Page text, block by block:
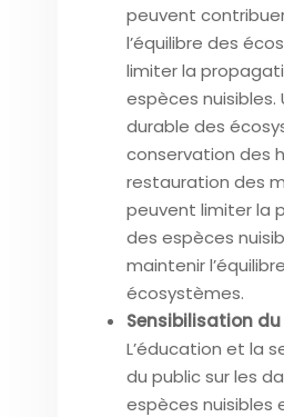
peuvent
l’équilibre des
limiter la
espèces nuisibles.
durable des
conservation des
restauration des
peuvent limiter la
des espèces
maintenir
écosystèmes.
Sensibilisation
L’éducation et la
du public sur les
espèces nuisibles